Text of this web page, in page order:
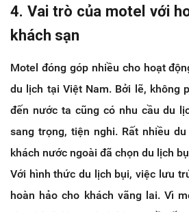
4. Vai trò của motel với
khách sạn
Motel đóng góp nhiều cho hoạt
du lịch tại Việt Nam. Bởi lẽ, không
đến nước ta cũng có nhu cầu du
sang trọng, tiện nghi. Rất nhiều
khách nước ngoài đã chọn du lịch
Với hình thức du lịch bụi, việc lưu
hoàn hảo cho khách vãng lai. Vì